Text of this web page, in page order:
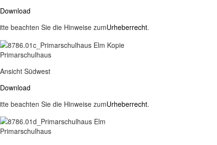
Download
beachten Sie die Hinweise zumUrheberrecht.
Primarschulhaus
Ansicht Südwest
Download
beachten Sie die Hinweise zumUrheberrecht.
Primarschulhaus